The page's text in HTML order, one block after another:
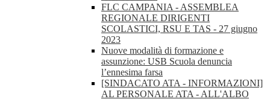
FLC CAMPANIA - ASSEMBLEA
REGIONALE DIRIGENTI
SCOLASTICI, RSU E TAS - 27 giugno
2023
Nuove modalità di formazione e
assunzione: USB Scuola denuncia
l’ennesima farsa
[SINDACATO ATA - INFORMAZIONI]
AL PERSONALE ATA - ALL'ALBO